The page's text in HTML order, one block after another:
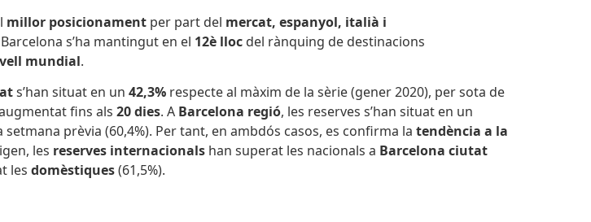
millor posicionament per part del mercat, espanyol, italià i
s’ha mantingut en el 12è lloc del rànquing de destinacions
mundial.
s’han situat en un 42,3% respecte al màxim de la sèrie (gener 2020), per sota de
fins als 20dies. A Barcelona regió, les reserves s’han situat en un
prèvia (60,4%). Per tant, en ambdós casos, es confirma la tendència a la
les reserves internacionals han superat les nacionals a Barcelona ciutat
les domèstiques(61,5%).